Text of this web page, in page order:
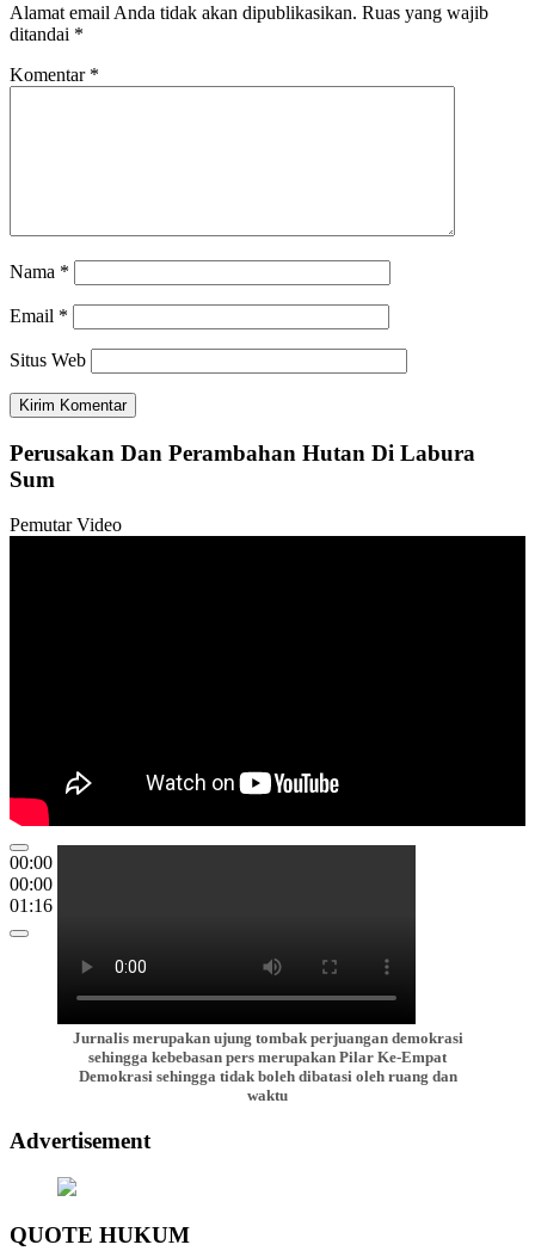
Alamat email Anda tidak akan dipublikasikan. Ruas yang wajib
ditandai *
Komentar *
Nama *
Email *
Situs Web
Perusakan Dan Perambahan Hutan Di Labura
Sum
Pemutar Video
00:00
00:00
01:16
Jurnalis merupakan ujung tombak perjuangan demokrasi
sehingga kebebasan pers merupakan Pilar Ke-Empat
Demokrasi sehingga tidak boleh dibatasi oleh ruang dan
waktu
Advertisement
QUOTE HUKUM